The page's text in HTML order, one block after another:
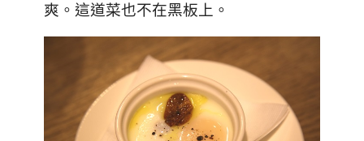
爽。這道菜也不在黑板上。